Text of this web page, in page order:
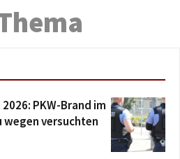
PKW-Brand im
wegen versuchten